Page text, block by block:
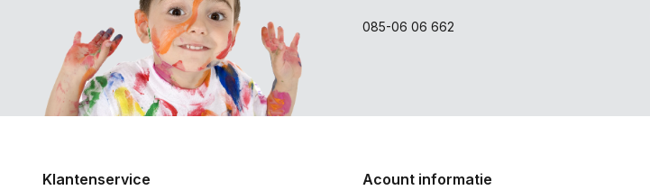
085-06 06 662
Klantenservice Acount informatie